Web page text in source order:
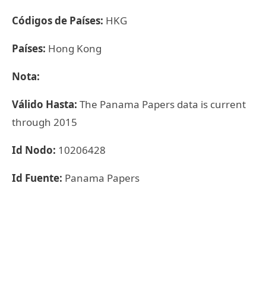
Códigos de Países: HKG
Países: Hong Kong
Nota:
Válido Hasta: The Panama Papers data is current
through 2015
Id Nodo: 10206428
Id Fuente: Panama Papers